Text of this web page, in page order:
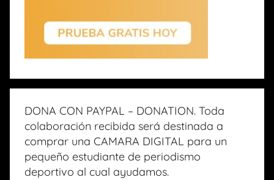
DONA CON PAYPAL – DONATION. Toda
colaboración recibida será destinada a
comprar una CAMARA DIGITAL para un
pequeño estudiante de periodismo
deportivo al cual ayudamos.